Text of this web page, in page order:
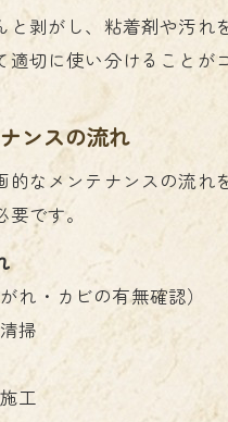
剥がし、粘着剤や汚
切に使い分けることが
ンスの流れ
なメンテナンスの流
です。
れ・カビの有無確認）
掃
工